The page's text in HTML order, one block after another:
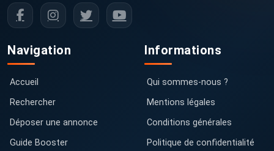
Navigation
Accueil
Rechercher
Déposer une annonce
Guide Booster
Informations
Qui sommes-nous ?
Mentions légales
Conditions générales
Politique de confidentialité